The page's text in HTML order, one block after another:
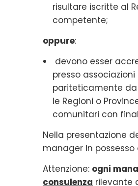
risultare iscritte al
competente;
oppure:
devono esser
presso
pariteticamente da
le Regioni o
comunitari con
Nella presentazione
manager in
Attenzione: ogni
consulenza rilevante